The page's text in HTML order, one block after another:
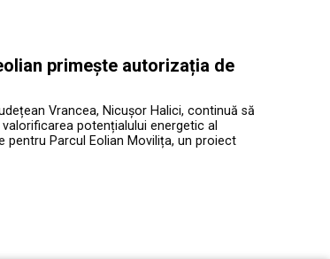
primește autorizația de
Vrancea, Nicușor Halici, continuă să
potențialului energetic al
Parcul Eolian Movilița, un proiect